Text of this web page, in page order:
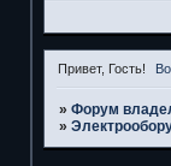
Привет, Гость!
» Форум
»